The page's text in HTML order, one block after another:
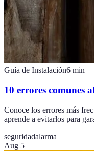
Guía de Instalación6 min
10 errores comunes
Conoce los errores más
aprende a evitarlos para
seguridadalarma
Aug 5